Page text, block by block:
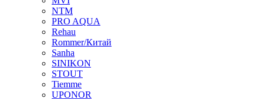
NTM
PRO AQUA
Rehau
Rommer/Китай
Sanha
SINIKON
STOUT
Tiemme
UPONOR